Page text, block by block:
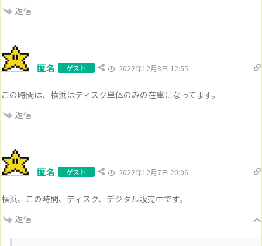
返信
匿名 ゲスト 2022年12月8日 12:55
この時間は、横浜はディスク単体のみの在庫になってます。
返信
匿名 ゲスト 2022年12月7日 20:06
横浜、この時間、ディスク、デジタル販売中です。
返信